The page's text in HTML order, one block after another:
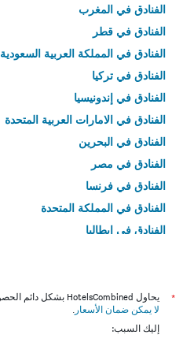
الفنادق في المغرب
الفنادق في قطر
الفنادق في المملكة العربية السعودية
الفنادق في تركيا
الفنادق في إندونيسيا
الفنادق في الامارات العربية المتحدة
الفنادق في البحرين
الفنادق في مصر
الفنادق في فرنسا
الفنادق في المملكة المتحدة
الفنادق في إيطاليا
*
يحاول HotelsCombined بشكل دائم الحصول على الأسعار الدقيقة، ولكن
لا يمكن ضمان الأسعار .
إليك السبب: